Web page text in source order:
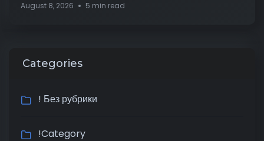
August 8, 2026 5 min read
Categories
! Без рубрики
!Category